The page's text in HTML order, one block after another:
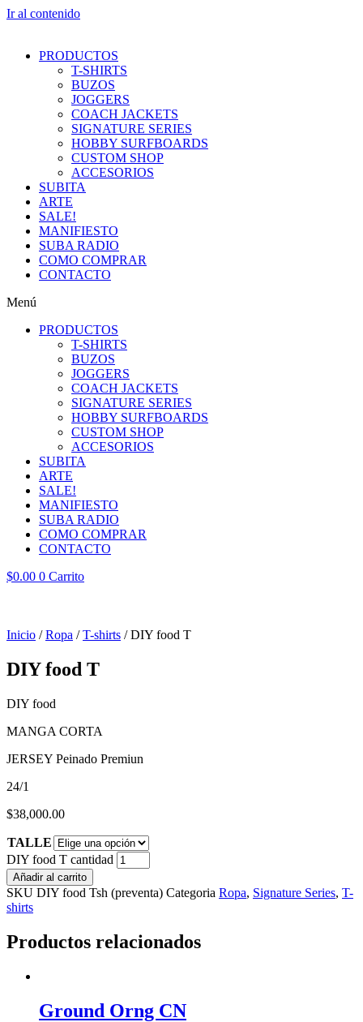
Ir al contenido
PRODUCTOS
T-SHIRTS
BUZOS
JOGGERS
COACH JACKETS
SIGNATURE SERIES
HOBBY SURFBOARDS
CUSTOM SHOP
ACCESORIOS
SUBITA
ARTE
SALE!
MANIFIESTO
SUBA RADIO
COMO COMPRAR
CONTACTO
Menú
PRODUCTOS
T-SHIRTS
BUZOS
JOGGERS
COACH JACKETS
SIGNATURE SERIES
HOBBY SURFBOARDS
CUSTOM SHOP
ACCESORIOS
SUBITA
ARTE
SALE!
MANIFIESTO
SUBA RADIO
COMO COMPRAR
CONTACTO
$0.00 0 Carrito
Inicio /Ropa /T-shirts / DIY food T
DIY food T
DIY food
MANGA CORTA
JERSEY Peinado Premiun
24/1
$38,000.00
TALLE
DIY food T cantidad
Añadir al carrito
SKU DIY food Tsh (preventa) Categoria Ropa, Signature Series, T-
shirts
Productos relacionados
Ground Orng CN